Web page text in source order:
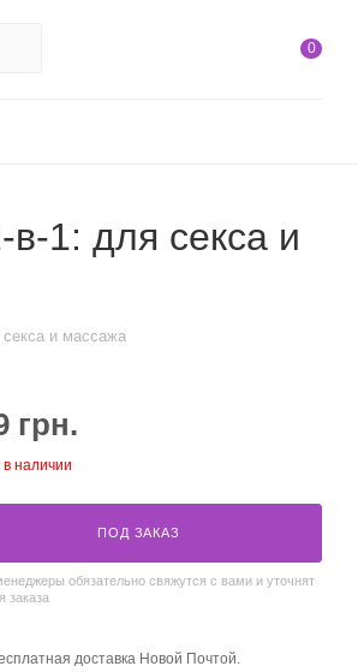
0
1: для секса и
и массажа
грн.
наличии
ПОД ЗАКАЗ
обязательно свяжутся с вами и уточнят
заказа
доставка Новой Почтой.